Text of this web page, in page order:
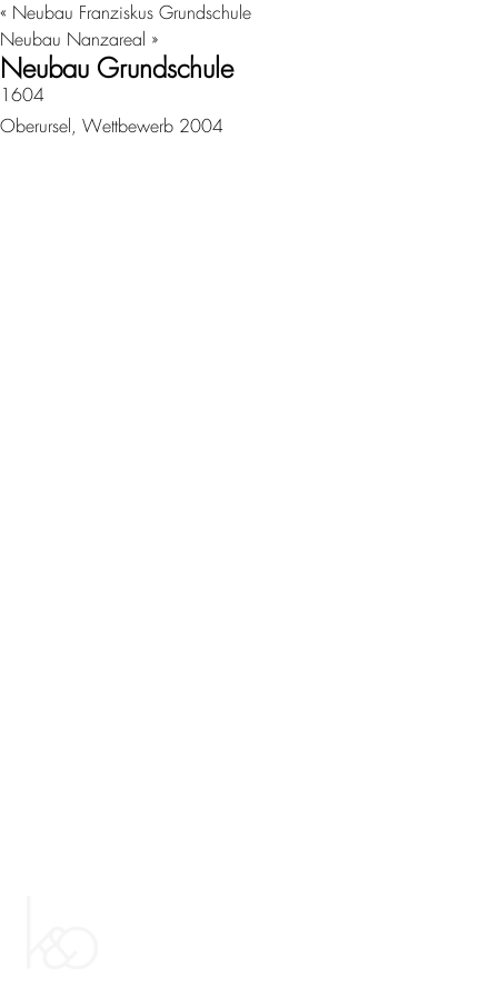
« Neubau Franziskus Grundschule
Neubau Nanzareal »
Neubau Grundschule
1604
Oberursel, Wettbewerb 2004